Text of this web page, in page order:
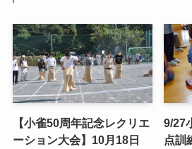
【小雀50周年記念レクリエ
ーション大会】10月18日
9/27
点訓